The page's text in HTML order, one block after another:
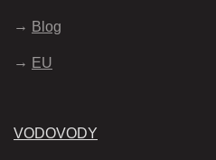
Blog
EU
VODOVODY